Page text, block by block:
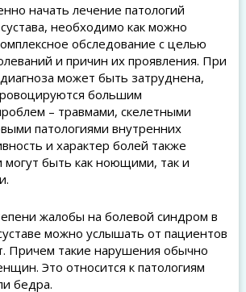
начать лечение патологий
необходимо как можно
обследование с целью
и причин их проявления. При
может быть затруднена,
большим
– травмами, скелетными
патологиями внутренних
и характер болей также
могут быть как ноющими, так и
жалобы на болевой синдром в
можно услышать от пациентов
Причем такие нарушения обычно
Это относится к патологиям
бедра.